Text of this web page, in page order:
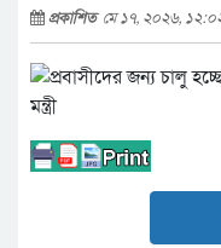
প্রকাশিত মে ১৭, ২০২৬, ১২:০২